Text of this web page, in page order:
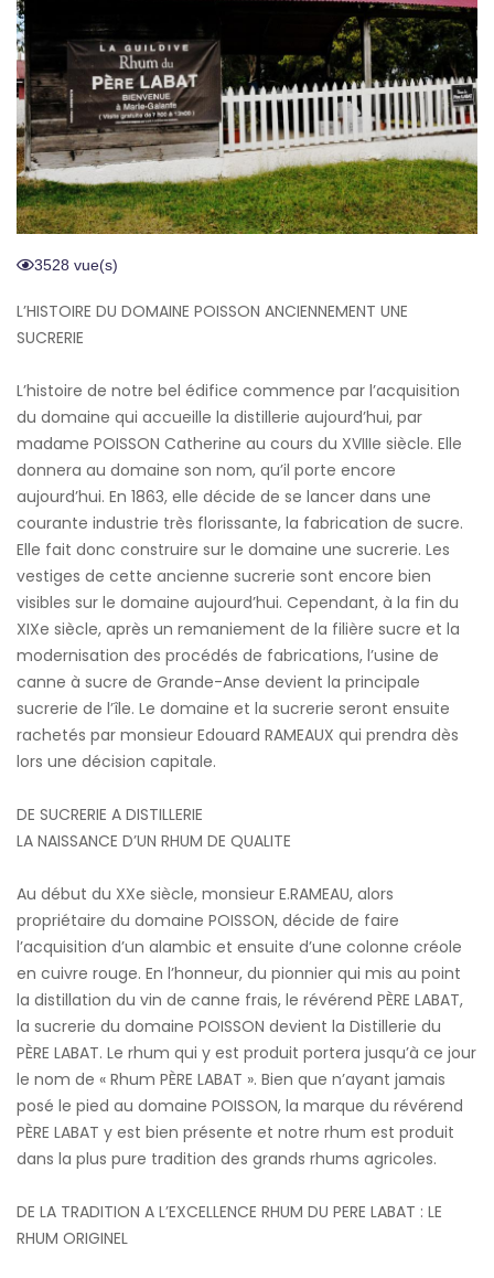
3528 vue(s)
L’HISTOIRE DU DOMAINE POISSON ANCIENNEMENT UNE
SUCRERIE
L’histoire de notre bel édifice commence par l’acquisition
du domaine qui accueille la distillerie aujourd’hui, par
madame POISSON Catherine au cours du XVIIIe siècle. Elle
donnera au domaine son nom, qu’il porte encore
aujourd’hui. En 1863, elle décide de se lancer dans une
courante industrie très florissante, la fabrication de sucre.
Elle fait donc construire sur le domaine une sucrerie. Les
vestiges de cette ancienne sucrerie sont encore bien
visibles sur le domaine aujourd’hui. Cependant, à la fin du
XIXe siècle, après un remaniement de la filière sucre et la
modernisation des procédés de fabrications, l’usine de
canne à sucre de Grande-Anse devient la principale
sucrerie de l’île. Le domaine et la sucrerie seront ensuite
rachetés par monsieur Edouard RAMEAUX qui prendra dès
lors une décision capitale.
DE SUCRERIE A DISTILLERIE
LA NAISSANCE D’UN RHUM DE QUALITE
Au début du XXe siècle, monsieur E.RAMEAU, alors
propriétaire du domaine POISSON, décide de faire
l’acquisition d’un alambic et ensuite d’une colonne créole
en cuivre rouge. En l’honneur, du pionnier qui mis au point
la distillation du vin de canne frais, le révérend PÈRE LABAT,
la sucrerie du domaine POISSON devient la Distillerie du
PÈRE LABAT. Le rhum qui y est produit portera jusqu’à ce jour
le nom de « Rhum PÈRE LABAT ». Bien que n’ayant jamais
posé le pied au domaine POISSON, la marque du révérend
PÈRE LABAT y est bien présente et notre rhum est produit
dans la plus pure tradition des grands rhums agricoles.
DE LA TRADITION A L’EXCELLENCE RHUM DU PERE LABAT : LE
RHUM ORIGINEL